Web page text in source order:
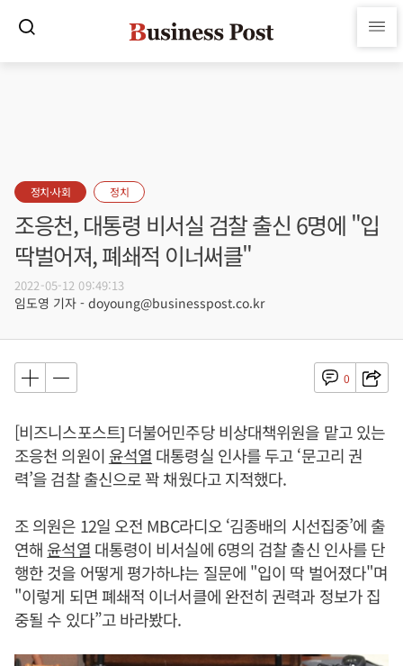
정치·사회 정치
조응천, 대통령 비서실 검찰 출신 6명에 "입
딱벌어져, 폐쇄적 이너써클"
2022-05-12 09:49:13
임도영 기자 - doyoung@businesspost.co.kr
0
[비즈니스포스트] 더불어민주당 비상대책위원을 맡고 있는
조응천 의원이 윤석열 대통령실 인사를 두고 ‘문고리 권
력’을 검찰 출신으로 꽉 채웠다고 지적했다.
조 의원은 12일 오전 MBC라디오 ‘김종배의 시선집중’에 출
연해 윤석열 대통령이 비서실에 6명의 검찰 출신 인사를 단
행한 것을 어떻게 평가하냐는 질문에 "입이 딱 벌어졌다"며
"이렇게 되면 폐쇄적 이너서클에 완전히 권력과 정보가 집
중될 수 있다”고 바라봤다.